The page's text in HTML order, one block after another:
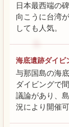
日本最西端の
向こうに台湾
しても人気。
海底遺跡ダイビ
与那国島の海
ダイビングで
議論があり、
況により開催